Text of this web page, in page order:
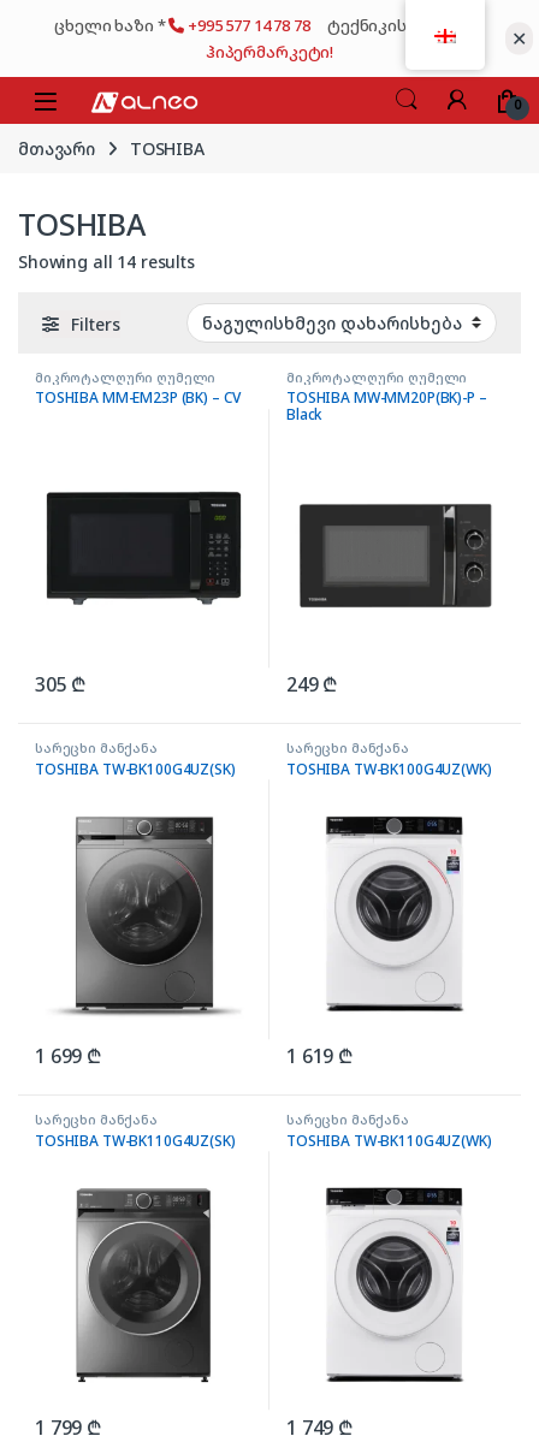
ცხელი ხაზი * +995 577 14 78 78
ტექნიკის მსხვილი
ჰიპერმარკეტი!
✕
0
მთავარი TOSHIBA
TOSHIBA
Showing all 14 results
Filters
მიკროტალღური ღუმელი
TOSHIBA MM-EM23P (BK) – CV
305 ₾
მიკროტალღური ღუმელი
TOSHIBA MW-MM20P(BK)-P –
Black
249₾
სარეცხი მანქანა
TOSHIBA TW-BK100G4UZ(SK)
1 699 ₾
სარეცხი მანქანა
TOSHIBA TW-BK100G4UZ(WK)
1 619 ₾
სარეცხი მანქანა
TOSHIBA TW-BK110G4UZ(SK)
1 799 ₾
სარეცხი მანქანა
TOSHIBA TW-BK110G4UZ(WK)
1 749 ₾